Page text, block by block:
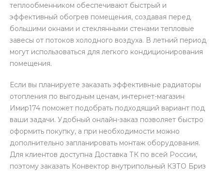
теплообменником обеспечивают быстрый и
эффективный обогрев помещения, создавая перед
большими окнами и стеклянными стенами тепловые
завесы от потоков холодного воздуха. В летний период
могут использоваться для легкого кондиционирования
помещения.
Если вы планируете заказать эффективные радиаторы
отопления по выгодным ценам, интернет-магазин
Имир174 поможет подобрать подходящий вариант под
ваши задачи. Удобный онлайн-заказ позволяет быстро
оформить покупку, а при необходимости можно
дополнительно запланировать монтаж оборудования.
Для клиентов доступна Доставка ТК по всей России,
поэтому заказать Конвектор внутрипольный КЗТО Бриз